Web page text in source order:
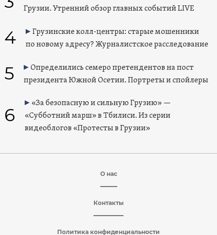
Грузии. Утренний обзор главных событий LIVE
4
Грузинские колл-центры: старые мошенники
по новому адресу? Журналистское расследование
5
Определились семеро претендентов на пост
президента Южной Осетии. Портреты и спойлеры
6
«За безопасную и сильную Грузию» —
«Субботний марш» в Тбилиси. Из серии
видеоблогов «Протесты в Грузии»
О нас
Контакты
Политика конфиденциальности